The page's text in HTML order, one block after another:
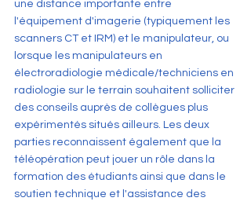
une distance importante entre
l'équipement d'imagerie (typiquement les
scanners CT et IRM) et le manipulateur, ou
lorsque les manipulateurs en
électroradiologie médicale/techniciens en
radiologie sur le terrain souhaitent solliciter
des conseils auprès de collègues plus
expérimentés situés ailleurs. Les deux
parties reconnaissent également que la
téléopération peut jouer un rôle dans la
formation des étudiants ainsi que dans le
soutien technique et l'assistance des